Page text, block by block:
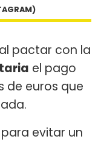
pactar con la
el pago
de euros que
evitar un